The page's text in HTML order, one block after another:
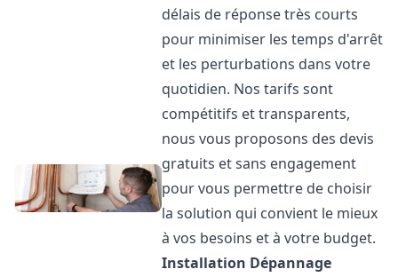
délais de réponse très courts
pour minimiser les temps d'arrêt
et les perturbations dans votre
quotidien. Nos tarifs sont
compétitifs et transparents,
nous vous proposons des devis
gratuits et sans engagement
pour vous permettre de choisir
la solution qui convient le mieux
à vos besoins et à votre budget.
Installation Dépannage